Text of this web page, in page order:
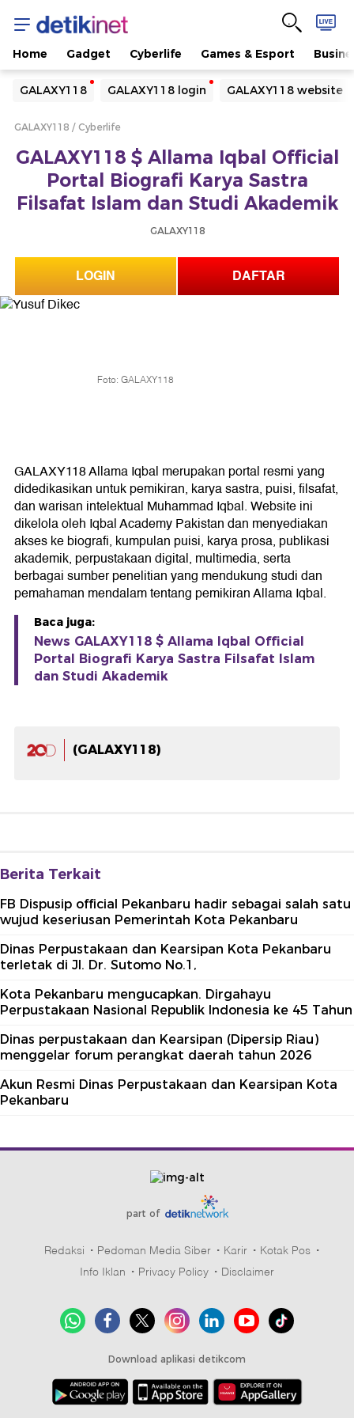
Home Gadget Cyberlife Games & Esport
GALAXY118 GALAXY118 login GALAXY118 website
Yang sedang ramai dicari
Loading...
Loading...
GALAXY118 Cyberlife
GALAXY118 $ Allama Iqbal Official
Portal Biografi Karya Sastra
Filsafat Islam dan Studi Akademik
GALAXY118
LOGIN DAFTAR
Foto: GALAXY118
GALAXY118 Allama Iqbal merupakan portal resmi yang
didedikasikan untuk pemikiran, karya sastra, puisi, filsafat,
dan warisan intelektual Muhammad Iqbal. Website ini
dikelola oleh Iqbal Academy Pakistan dan menyediakan
akses ke biografi, kumpulan puisi, karya prosa, publikasi
akademik, perpustakaan digital, multimedia, serta
berbagai sumber penelitian yang mendukung studi dan
pemahaman mendalam tentang pemikiran Allama Iqbal.
Baca juga:
News GALAXY118 $ Allama Iqbal Official
Portal Biografi Karya Sastra Filsafat Islam
dan Studi Akademik
(GALAXY118)
Berita Terkait
FB Dispusip official Pekanbaru hadir sebagai salah satu
wujud keseriusan Pemerintah Kota Pekanbaru
Dinas Perpustakaan dan Kearsipan Kota Pekanbaru
terletak di Jl. Dr. Sutomo No.1,
Kota Pekanbaru mengucapkan. Dirgahayu
Perpustakaan Nasional Republik Indonesia ke 45 Tahun
Dinas perpustakaan dan Kearsipan (Dipersip Riau)
menggelar forum perangkat daerah tahun 2026
Akun Resmi Dinas Perpustakaan dan Kearsipan Kota
Pekanbaru
part of
Redaksi Pedoman Media Siber Karir
Kotak Pos
Info Iklan
Privacy Policy Disclaimer
Download aplikasi detikcom